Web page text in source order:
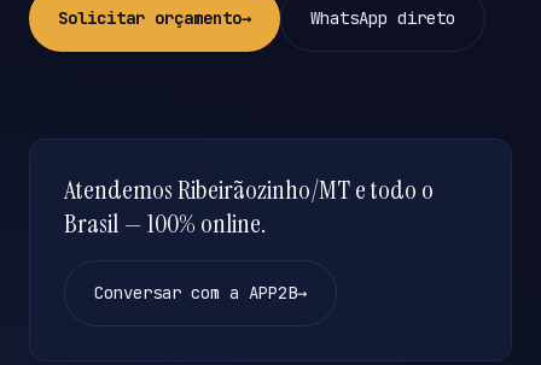
Solicitar orçamento→ WhatsApp direto
Atendemos Ribeirãozinho/MT e todo o
Brasil — 100% online.
Conversar com a APP2B→